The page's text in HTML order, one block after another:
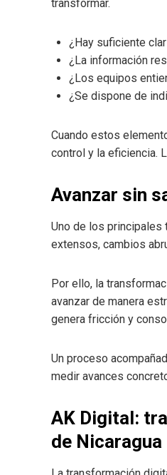
transformar.
¿Hay suficiente
¿La información
¿Los equipos
¿Se dispone de
Cuando estos
control y la eficiencia.
Avanzar sin
Uno de los
extensos, cambios
Por ello, la
avanzar de manera
genera fricción y
Un proceso
medir avances
AK Digital:
de Nicaragua